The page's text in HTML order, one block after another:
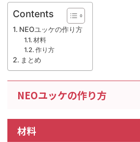
Contents
NEOユッケの作り方
材料
作り方
まとめ
NEOユッケの作り方
材料